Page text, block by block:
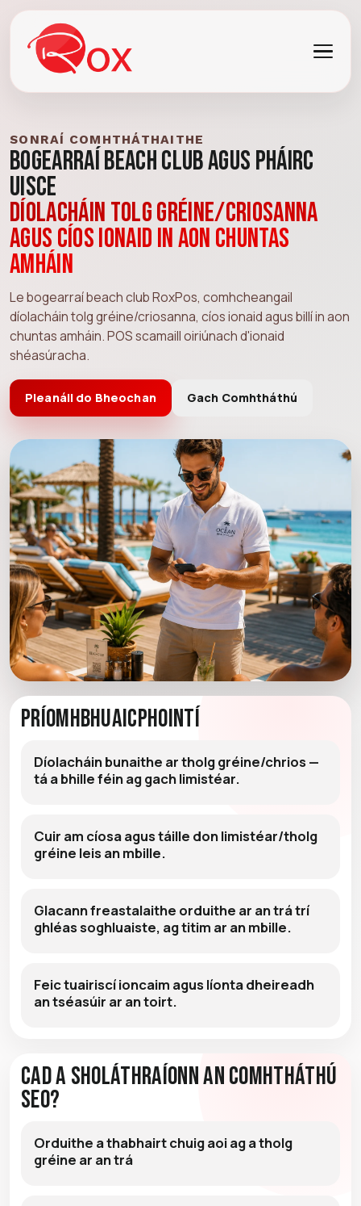
SONRAÍ COMHTHÁTHAITHE
Bogearraí Beach Club agus Pháirc
Uisce
Díolacháin tolg gréine/criosanna
agus cíos ionaid in aon chuntas
amháin
Le bogearraí beach club RoxPos, comhcheangail
díolacháin tolg gréine/criosanna, cíos ionaid agus billí in aon
chuntas amháin. POS scamaill oiriúnach d'ionaid
shéasúracha.
Pleanáil do Bheochan Gach Comhtháthú
Príomhbhuaicphointí
Díolacháin bunaithe ar tholg gréine/chrios —
tá a bhille féin ag gach limistéar.
Cuir am cíosa agus táille don limistéar/tholg
gréine leis an mbille.
Glacann freastalaithe orduithe ar an trá trí
ghléas soghluaiste, ag titim ar an mbille.
Feic tuairiscí ioncaim agus líonta dheireadh
an tséasúir ar an toirt.
Cad a Sholáthraíonn an Comhtháthú
Seo?
Orduithe a thabhairt chuig aoi ag a tholg
gréine ar an trá